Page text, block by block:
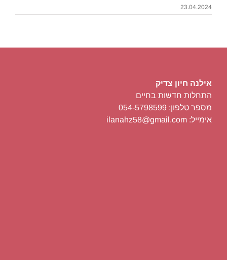
23.04.2024
אילנה חיון צדיק
התחלות חדשות בחיים
מספר טלפון: 054-5798599
אימייל: ilanahz58@gmail.com